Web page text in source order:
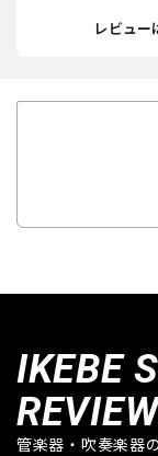
レビュー
IKEBE
管楽器・吹奏楽器